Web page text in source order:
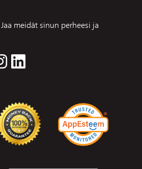
meidät sinun perheesi ja